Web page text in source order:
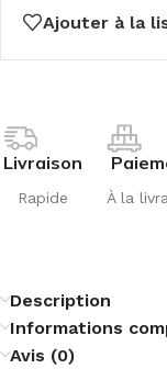
Ajouter à la
Livraison
Rapide À la
Description
Informations
Avis (0)